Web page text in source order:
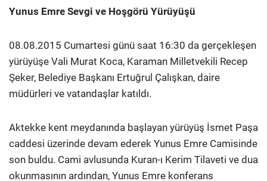
Yunus Emre Sevgi ve Hoşgörü Yürüyüşü
08.08.2015 Cumartesi günü saat 16:30 da gerçekleşen
yürüyüşe Vali Murat Koca, Karaman Milletvekili Recep
Şeker, Belediye Başkanı Ertuğrul Çalışkan, daire
müdürleri ve vatandaşlar katıldı.
Aktekke kent meydanında başlayan yürüyüş İsmet Paşa
caddesi üzerinde devam ederek Yunus Emre Camisinde
son buldu. Cami avlusunda Kuran-ı Kerim Tilaveti ve dua
okunmasının ardından, Yunus Emre konferans